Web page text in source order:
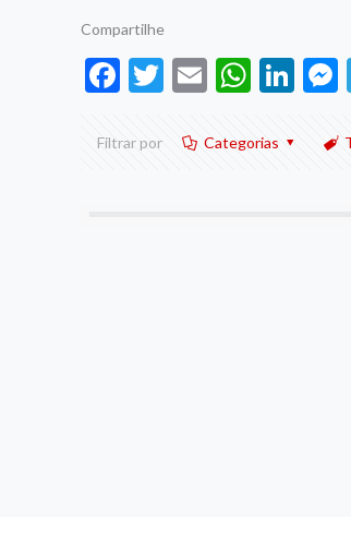
Compartilhe
Facebook
Twitter
Email
Filtrar por Categorias